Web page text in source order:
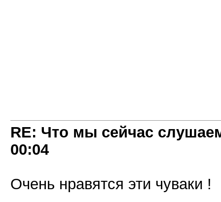
RE: Что мы сейчас
00:04
Очень нравятся эти чуваки !